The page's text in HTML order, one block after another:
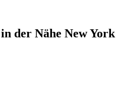
der Nähe New York